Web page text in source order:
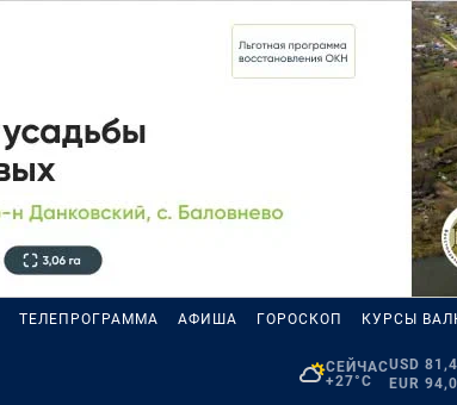
ТЕЛЕПРОГРАММА АФИША ГОРОСКОП КУРСЫ
СЕЙЧАС
+27°C
USD
EUR